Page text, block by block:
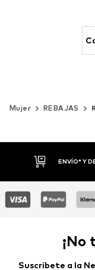
Mujer REBAJAS
¡No
Suscríbete a la